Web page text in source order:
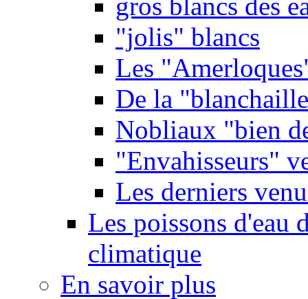
gros blancs des
"jolis" blancs
Les
De la
Nobliaux "bien
"Envahisseurs"
Les derniers
Les poissons d'eau
climatique
En savoir plus